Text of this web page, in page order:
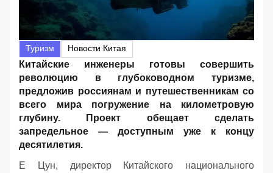
Туризм Новости Китая
Китайские инженеры готовы совершить
революцию в глубоководном туризме,
предложив россиянам и путешественникам со
всего мира погружение на километровую
глубину. Проект обещает сделать
запредельное — доступным уже к концу
десятилетия.
Е Цун, директор Китайского национального